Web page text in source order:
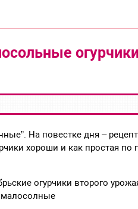
На повестке дня –
хороши и как простая по
огурчики второго
малосолные